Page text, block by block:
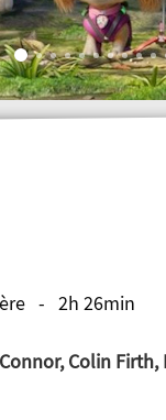
- 2h 26min
Colin